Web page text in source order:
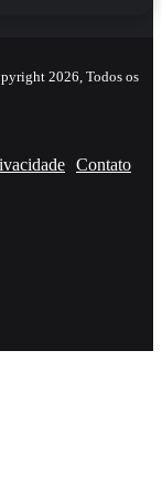
2026, Todos os
Contato